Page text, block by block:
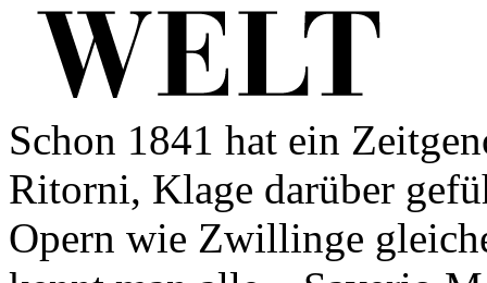
Schon 1841 hat ein
Ritorni, Klage darüber
Opern wie Zwillinge